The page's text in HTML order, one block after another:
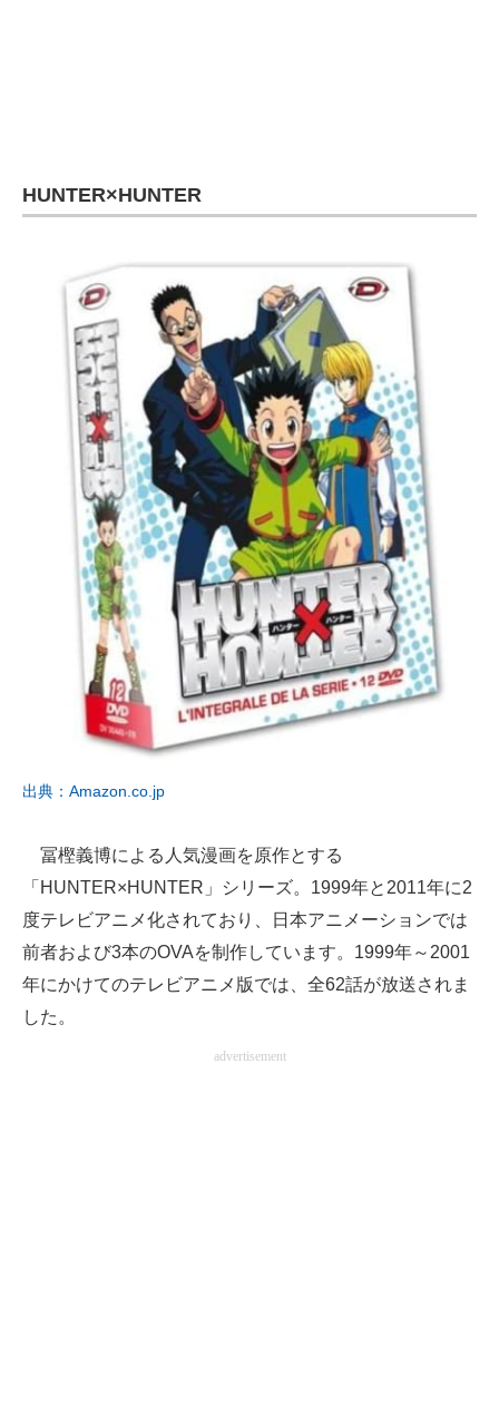
HUNTER×HUNTER
出典：Amazon.co.jp
冨樫義博による人気漫画を原作とする
「HUNTER×HUNTER」シリーズ。1999年と2011年に2
度テレビアニメ化されており、日本アニメーションでは
前者および3本のOVAを制作しています。1999年～2001
年にかけてのテレビアニメ版では、全62話が放送されま
した。
advertisement